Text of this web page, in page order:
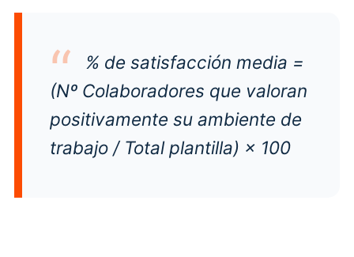
% de satisfacción media =
(Nº Colaboradores que valoran
positivamente su ambiente de
trabajo / Total plantilla) × 100